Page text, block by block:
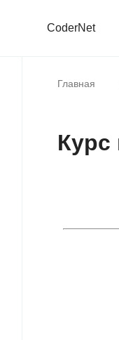
CoderNet
Главная
Курс